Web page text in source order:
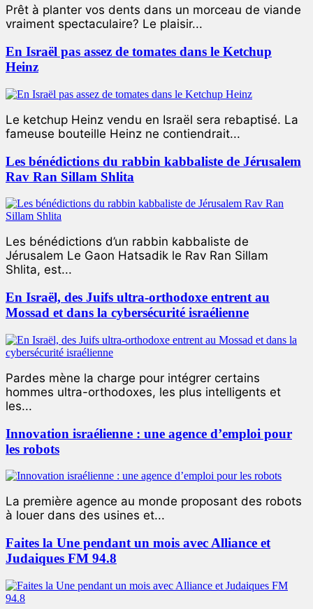
Prêt à planter vos dents dans un morceau de viande
vraiment spectaculaire? Le plaisir...
En Israël pas assez de tomates dans le Ketchup
Heinz
Le ketchup Heinz vendu en Israël sera rebaptisé. La
fameuse bouteille Heinz ne contiendrait...
Les bénédictions du rabbin kabbaliste de Jérusalem
Rav Ran Sillam Shlita
Les bénédictions d’un rabbin kabbaliste de
Jérusalem Le Gaon Hatsadik le Rav Ran Sillam
Shlita, est...
En Israël, des Juifs ultra-orthodoxe entrent au
Mossad et dans la cybersécurité israélienne
Pardes mène la charge pour intégrer certains
hommes ultra-orthodoxes, les plus intelligents et
les...
Innovation israélienne : une agence d’emploi pour
les robots
La première agence au monde proposant des robots
à louer dans des usines et...
Faites la Une pendant un mois avec Alliance et
Judaiques FM 94.8